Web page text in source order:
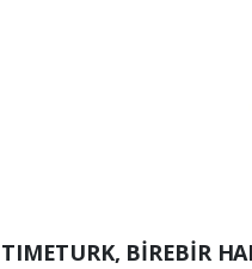
TIMETURK, BİREBİR